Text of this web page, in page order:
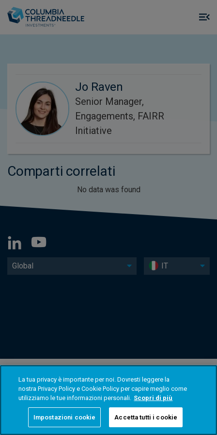
Jo Raven
Senior Manager,
Engagements, FAIRR
Initiative
Comparti correlati
No data was found
Global IT
La tua privacy è importante per noi. Dovresti leggere la
nostra Privacy Policy e Cookie Policy per capire meglio come
utilizziamo le tue informazioni personali. Scopri di più
Impostazioni cookie Accetta tutti i cookie